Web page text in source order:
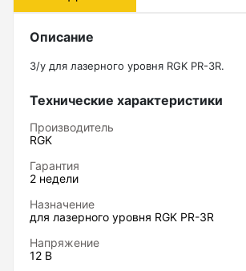
Описание
З/у для лазерного уровня RGK PR-3R.
Технические характеристики
Производитель
RGK
Гарантия
2 недели
Назначение
для лазерного уровня RGK PR-3R
Напряжение
12 В
Мотобуры
Аксессуары для мотобуров
Мотобуры
Шнек
Нивелиры
Нивелиры оптические